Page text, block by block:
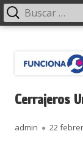
contenido
Menú
principal
Cerrajeros
Autor
admin 22